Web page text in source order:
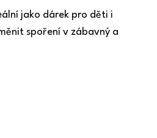
jako dárek pro děti i
spoření v zábavný a